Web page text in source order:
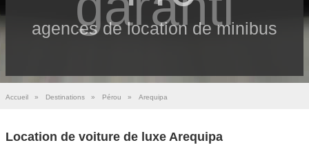
agences de location de minibus
Accueil » Destinations » Pérou » Arequipa
Location de voiture de luxe Arequipa